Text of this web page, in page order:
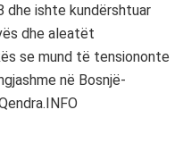
dhe ishte kundërshtuar
dhe aleatët
se mund të tensiononte
në Bosnjë-